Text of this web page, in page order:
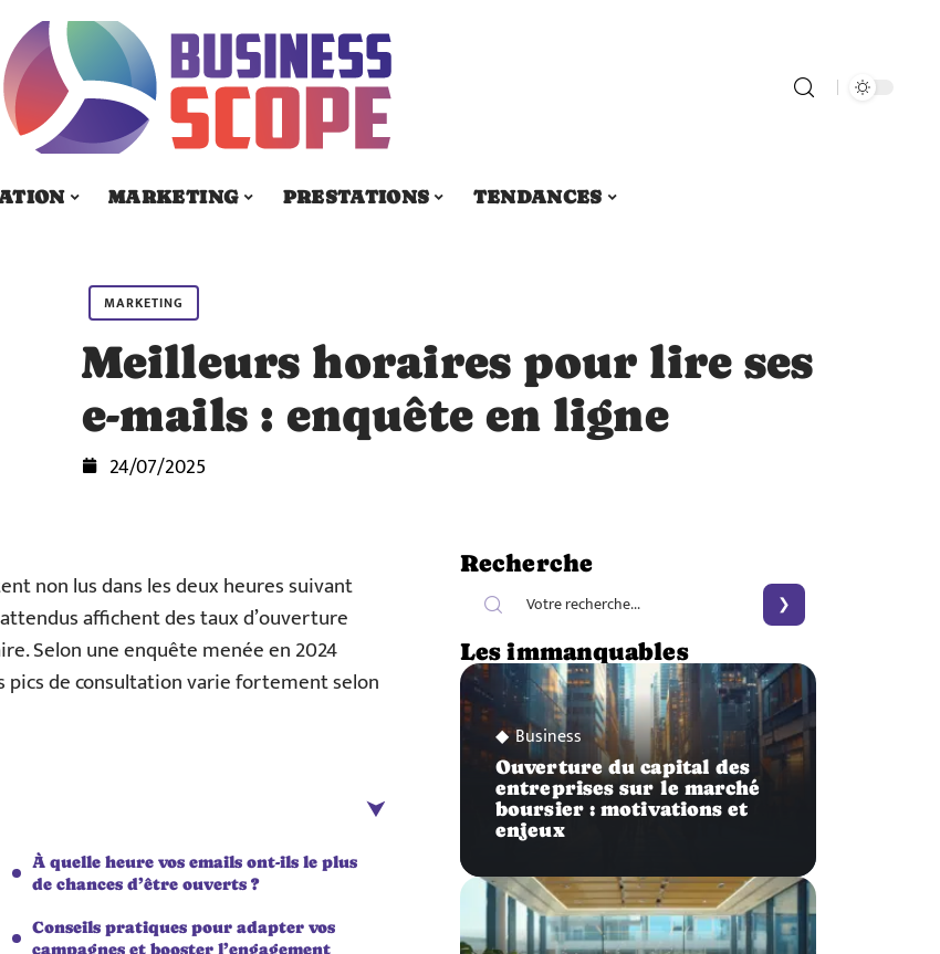
MARKETING PRESTATIONS TENDANCES
MARKETING
Meilleurs horaires pour lire ses
e-mails : enquête en ligne
24/07/2025
non lus dans les deux heures suivant
affichent des taux d’ouverture
Selon une enquête menée en 2024
de consultation varie fortement selon
À quelle heure vos emails ont-ils le plus
de chances d’être ouverts ?
Conseils pratiques pour adapter vos
campagnes et booster l’engagement
Recherche
Les immanquables
Business
Ouverture du capital des
entreprises sur le marché
boursier : motivations et
enjeux